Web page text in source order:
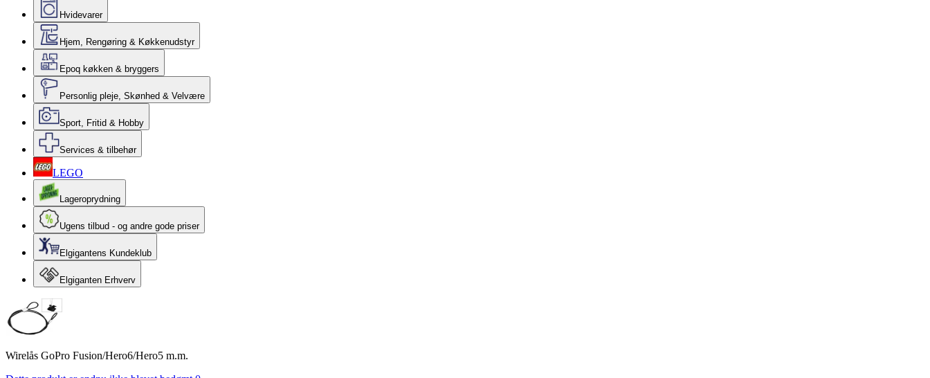
Hvidevarer
Hjem, Rengøring & Køkkenudstyr
Epoq køkken & bryggers
Personlig pleje, Skønhed & Velvære
Sport, Fritid & Hobby
Services & tilbehør
LEGO
Lageroprydning
Ugens tilbud - og andre gode priser
Elgigantens Kundeklub
Elgiganten Erhverv
Wirelås GoPro Fusion/Hero6/Hero5 m.m.